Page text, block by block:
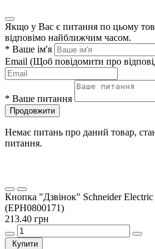
Якщо у Вас є питання по цьому
відповімо найближчим часом.
* Ваше ім'я
Email (Щоб повідомити про
* Ваше питання
Продовжити
Немає питань про даний товар,
питання.
Кнопка "Дзвінок" Schneider
(EPH0800171)
213.40 грн
Купити